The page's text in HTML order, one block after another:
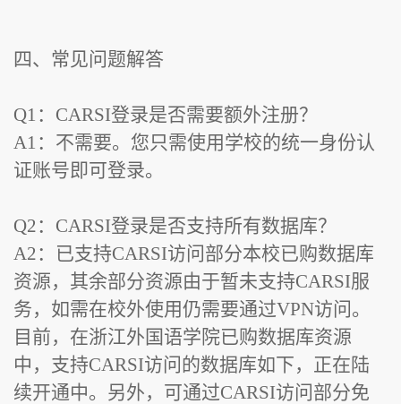
四、常见问题解答
Q1：CARSI登录是否需要额外注册？
A1：不需要。您只需使用学校的统一身份认
证账号即可登录。
Q2：CARSI登录是否支持所有数据库？
A2： 已支持CARSI访问部分本校已购数据库
资源，其余部分资源由于暂未支持CARSI服
务，如需在校外使用仍需要通过VPN访问。
目前，在浙江外国语学院已购数据库资源
中，支持CARSI访问的数据库如下，正在陆
续开通中。另外，可通过CARSI访问部分免